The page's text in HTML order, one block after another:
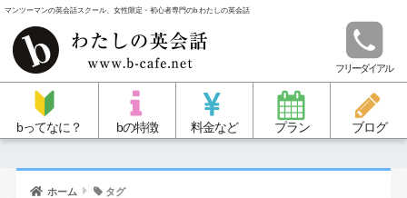
マンツーマンの英会話スクール、女性限定・初心者専門のb わたしの英会話
フリーダイアル
bってなに？ bの特徴 料金など プラン ブログ
ホーム タグ